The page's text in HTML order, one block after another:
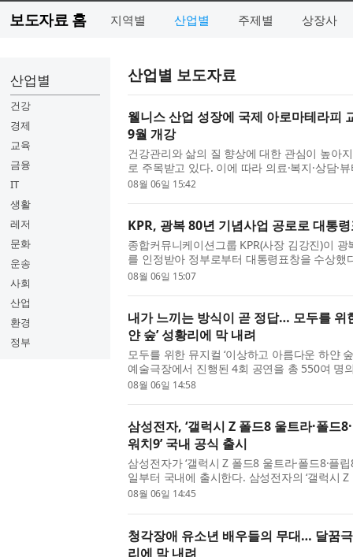
보도자료 홈 지역별 산업별 주제별 상장사
산업별
건강
경제
교육
금융
IT
생활
레저
문화
운송
사회
산업
환경
정부
산업별 보도자료
웰니스 산업 성장에 국제 아로마테라피
9월 개강
건강관리와 삶의 질 향상에 대한 관심이 높아
로 주목받고 있다. 이에 따라 의료·복지·상담·
전문 교육에 대한 관심도 함께 커지고 있으며,
08월 06일 15:42
KPR, 광복 80년 기념사업 공로로 대통
종합커뮤니케이션그룹 KPR(사장 김강진)이
를 인정받아 정부로부터 대통령표창을 수상
기여한 개인 63명과 5개 기관을 ‘광복 80년 기
08월 06일 15:07
내가 느끼는 방식이 곧 정답… 모두를 위
얀 숲’ 성황리에 막 내려
모두를 위한 뮤지컬 ‘이상하고 아름다운 하얀
예술극장에서 진행된 4회 공연을 총 550여 명
원회 2026 어린이·청소년을 위한 예술지원사
08월 06일 14:58
삼성전자, ‘갤럭시 Z 폴드8 울트라·폴드
워치9’ 국내 공식 출시
삼성전자가 ‘갤럭시 Z 폴드8 울트라·폴드8·플
일부터 국내에 출시한다. 삼성전자의 ‘갤럭시 Z
28일부터 8월 3일까지 7일간 진행된 사전 판
08월 06일 14:45
청각장애 유소년 배우들의 무대… 달꿈
리에 막 내려